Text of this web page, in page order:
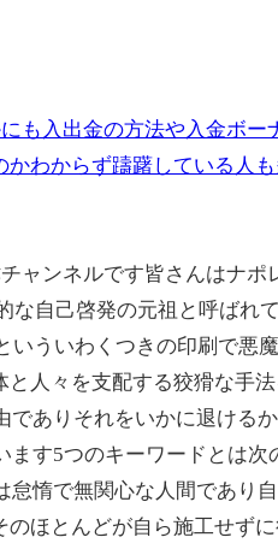
も入出金の方法や入金ボー
わからず躊躇している人
ャンネルです皆さんはナポ
な自己啓発の元祖と呼ばれ
ういわくつきの印刷で悪
人々を支配する狡猾な手
ありそれをいかに退ける
す5つのキーワードとは次
惰で無関心な人間であり
ほとんどが自ら施工せず